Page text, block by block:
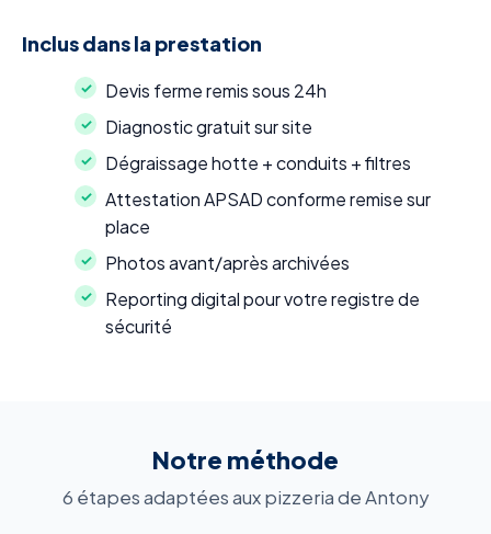
Inclus dans la prestation
Devis ferme remis sous 24h
Diagnostic gratuit sur site
Dégraissage hotte + conduits + filtres
Attestation APSAD conforme remise sur
place
Photos avant/après archivées
Reporting digital pour votre registre de
sécurité
Notre méthode
6 étapes adaptées aux pizzeria de Antony